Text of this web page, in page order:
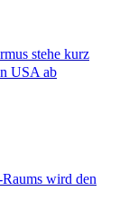
stehe kurz
USA ab
wird den